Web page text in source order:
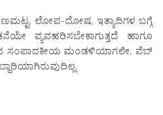
ಲೋಪ-ದೋಷ, ಇತ್ಯಾದಿಗಳ ಬಗ್ಗೆ
ವ್ಯವಹರಿಸಬೇಕಾಗುತ್ತದೆ ಹಾಗೂ
ಸಂಪಾದಕೀಯ ಮಂಡಳಿಯಾಗಲೀ, ವೆಬ್